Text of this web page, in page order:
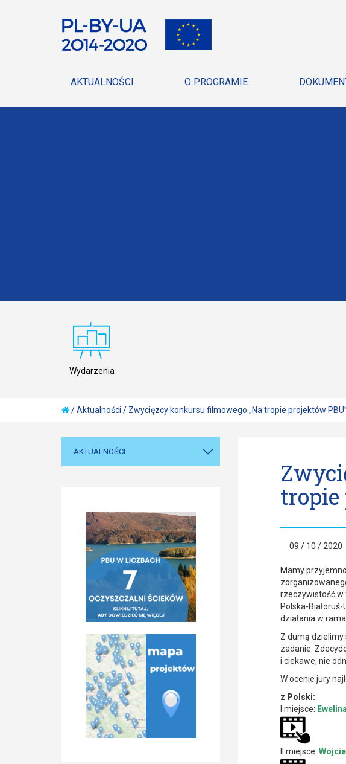
AKTUALNOŚCI O PROGRAMIE
Wydarzenia
/Aktualności / Zwycięzcy konkursu filmowego „Na tropie projektów PBU”
AKTUALNOŚCI
tropie
09 / 10 / 2020
Mamy
rzeczywistość w
Polska-
działania w
Z dumą
zadanie.
i ciekawe, nie
W ocenie jury
z Polski:
I miejsce:
II miejsce: